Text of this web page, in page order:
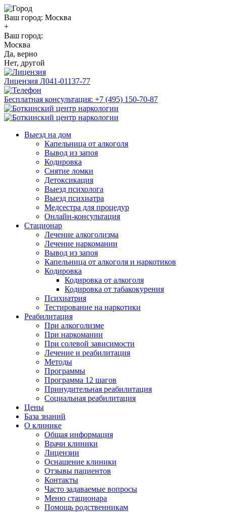
Ваш город: Москва
+
Ваш город:
Москва
Да, верно
Нет, другой
Лицензия Л041-01137-77
Бесплатная консультация: +7 (495) 150-70-87
Выезд на дом
Капельница от алкоголя
Вывод из запоя
Кодировка
Снятие ломки
Детоксикация
Выезд психолога
Выезд психиатра
Медсестра для процедур
Онлайн-консультация
Стационар
Лечение алкоголизма
Лечение наркомании
Вывод из запоя
Капельница от алкоголя и наркотиков
Кодировка
Кодировка от алкоголя
Кодировка от табакокурения
Психиатрия
Тестирование на наркотики
Реабилитация
При алкоголизме
При наркомании
При солевой зависимости
Лечение и реабилитация
Методы
Программы
Программа 12 шагов
Принудительная реабилитация
Социальная реабилитация
Цены
База знаний
О клинике
Общая информация
Врачи клиники
Лицензии
Оснащение клиники
Отзывы пациентов
Контакты
Часто задаваемые вопросы
Меню стационара
Помощь родственникам